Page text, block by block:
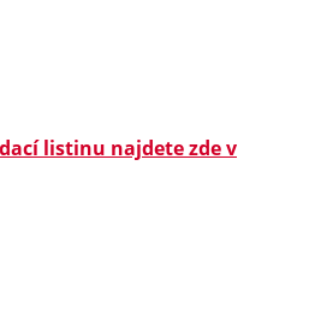
listinu najdete zde v